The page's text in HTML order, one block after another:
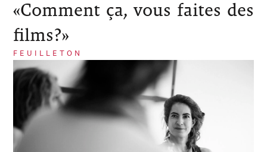
«Comment ça, vous faites des
films?»
FEUILLETON